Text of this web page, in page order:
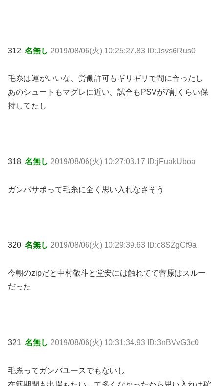
312: 名無し 2019/08/06(火) 10:25:27.83 ID:Jsvs6Rus0
毛糸は運がいいな、労働許可もギリギリで間に合ったし
あのシュートもマグレに近い、試合もPSVが7割くらい保
持してたし
318: 名無し 2019/08/06(火) 10:27:03.17 ID:jFuakUboa
ガンバサポって毛糸に全く思い入れなさそう
320: 名無し 2019/08/06(火) 10:29:39.63 ID:c8SZgCf9a
今朝のzipだと中村敬斗と堂安には触れてて菅原はスルー
だった
321: 名無し 2019/08/06(火) 10:31:34.93 ID:3nBVvG3c0
毛糸ってガンバユースでもないし
在籍期間も出場もたいして多くなかったから思い入れは確